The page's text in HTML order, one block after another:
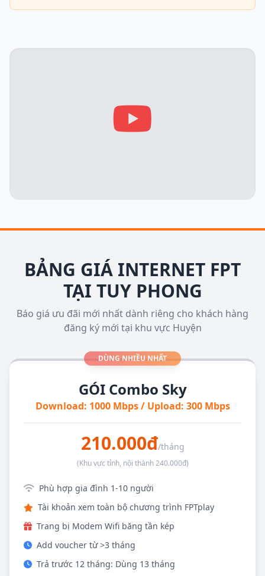
BẢNG GIÁ INTERNET FPT
TẠI TUY PHONG
Báo giá ưu đãi mới nhất dành riêng cho khách hàng
đăng ký mới tại khu vực Huyện
DÙNG NHIỀU NHẤT
GÓI Combo Sky
Download: 1000 Mbps / Upload: 300 Mbps
210.000đ/tháng
(Khu vực tỉnh, nội thành 240.000đ)
Phù hợp gia đình 1-10 người
Tài khoản xem toàn bộ chương trình FPTplay
Trang bị Modem Wifi băng tần kép
Add voucher từ >3 tháng
Trả trước 12 tháng: Dùng 13 tháng